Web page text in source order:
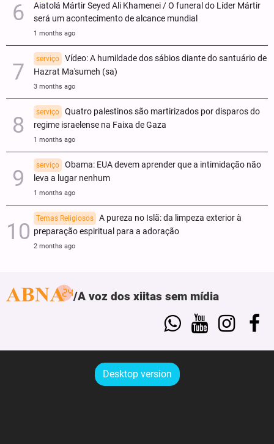
Aiatolá Mártir Seyed Ali Khamenei / O funeral do Líder Mártir
será um acontecimento de alcance mundial
1 months ago
serviço
Vídeo: A humildade dos sábios diante do santuário de
Hazrat Ma'sumeh (sa)
3 months ago
serviço
Quatro palestinos são martirizados por disparos do
regime israelense na Faixa de Gaza
1 months ago
serviço
Obama: EUA devem aprender que a intimidação não
leva a lugar nenhum
1 months ago
Temas Religiosos
A pureza no Islã: da limpeza exterior à
preparação espiritual para a adoração
2 months ago
A voz dos xiitas sem mídia
Desktop version